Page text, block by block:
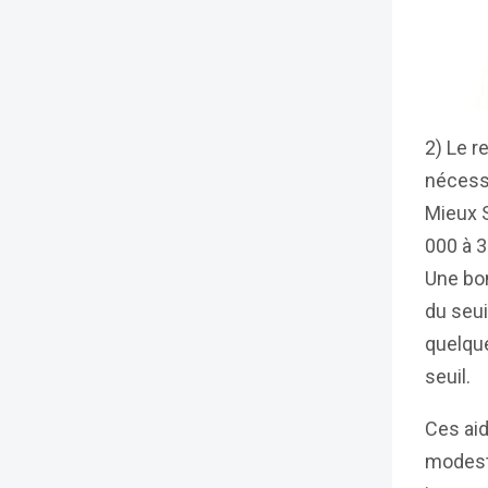
2) Le
Mieux
000 à
Une
du
seuil.
Ces